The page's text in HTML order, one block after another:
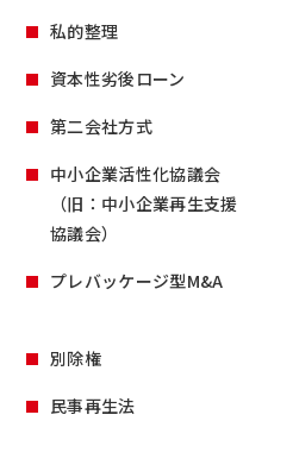
私的整理
資本性劣後ローン
第二会社方式
中小企業活性化協議会
（旧：中小企業再生支援
協議会）
プレバッケージ型M&A
別除権
民事再生法